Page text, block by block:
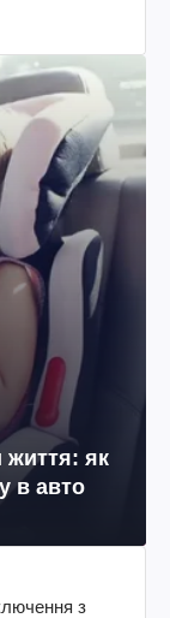
життя: як
в авто
з